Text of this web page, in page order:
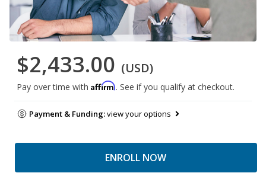
$2,433.00 (USD)
Pay over time with Affirm. See if you qualify at checkout.
Payment & Funding:view your options
ENROLL NOW